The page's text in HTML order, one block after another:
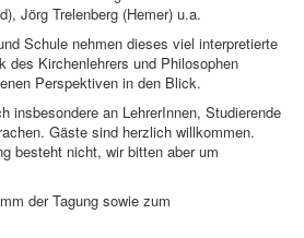
Jörg Trelenberg (Hemer) u.a.
Schule nehmen dieses viel interpretierte
des Kirchenlehrers und Philosophen
Perspektiven in den Blick.
insbesondere an LehrerInnen, Studierende
Gäste sind herzlich willkommen.
besteht nicht, wir bitten aber um
der Tagung sowie zum